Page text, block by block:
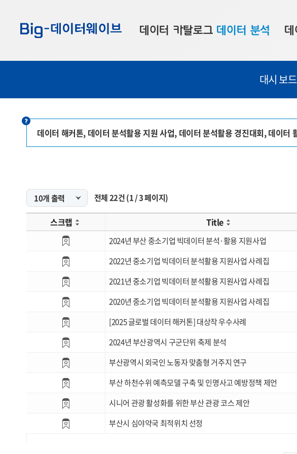
기
기
기
데이터 카탈로그
연계 데이터
데이터 제공 신청
데이터 분석
시각
주
프로
대시 보드
데이터 해커톤, 데이터 분석활용 지원 사업, 데이터 분석활용 경진대회, 데이
전체22건(1/3페이지)
스크랩 Title
2024년 부산 중소기업 빅데이터 분석·활용 지원사업
2022년 중소기업 빅데이터 분석활용 지원사업 사례집
2021년 중소기업 빅데이터 분석활용 지원사업 사례집
2020년 중소기업 빅데이터 분석활용 지원사업 사례집
[2025 글로벌 데이터 해커톤] 대상작 우수사례
2024년 부산광역시 구군단위 축제 분석
부산광역시 외국인 노동자 맞춤형 거주지 연구
부산 하천수위 예측모델 구축 및 인명사고 예방정책 제언
시니어 관광 활성화를 위한 부산 관광 코스 제안
부산시 심야약국 최적위치 선정